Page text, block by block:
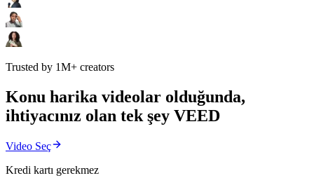
Trusted by 1M+ creators
Konu harika videolar olduğunda,
ihtiyacınız olan tek şey VEED
Video Seç
Kredi kartı gerekmez